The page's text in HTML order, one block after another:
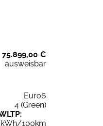
75.899,00 €
ausweisbar
Euro6
4 (Green)
kWh/100km